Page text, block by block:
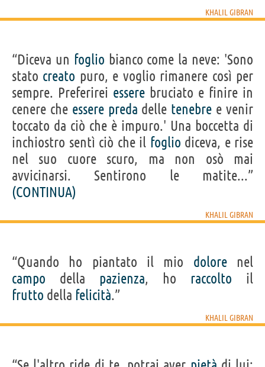
KHALIL GIBRAN
“Diceva un foglio bianco come la neve: 'Sono
stato creato puro, e voglio rimanere così per
sempre. Preferirei essere bruciato e finire in
cenere che essere preda delle tenebre e venir
toccato da ciò che è impuro.' Una boccetta di
inchiostro sentì ciò che il foglio diceva, e rise
nel suo cuore scuro, ma non osò mai
avvicinarsi. Sentirono le matite...”
(CONTINUA)
KHALIL GIBRAN
“Quando ho piantato il mio dolorenel
campo della pazienza, ho raccolto il
frutto della felicità.”
KHALIL GIBRAN